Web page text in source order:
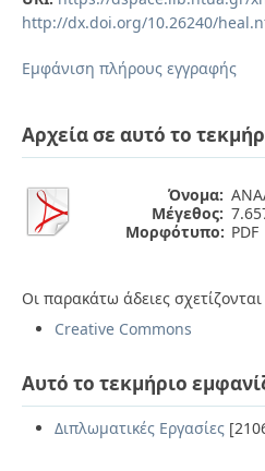
http://dx.doi.org/10.26240/
Εμφάνιση πλήρους εγγραφής
Αρχεία σε αυτό το
Όνομα:
Μέγεθος:
Μορφότυπο: PDF
Οι παρακάτω άδειες
Creative Commons
Αυτό το τεκμήριο
Διπλωματικές Εργασίες